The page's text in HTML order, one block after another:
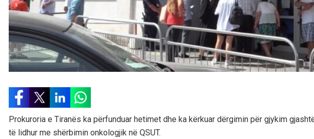
Prokuroria e Tiranës ka përfunduar hetimet dhe ka kërkuar dërgimin për gjykim
të lidhur me shërbimin onkologjik në QSUT.